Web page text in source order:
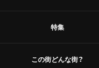
特集
この街どんな街？